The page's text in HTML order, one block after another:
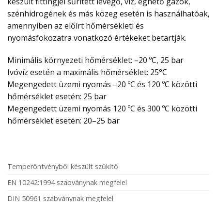
szénhidrogének és más közeg esetén is használhatóak,
amennyiben az előírt hőmérsékleti és
nyomásfokozatra vonatkozó értékeket betartják.
Minimális környezeti hőmérséklet: –20 ºC, 25 bar
Ivóvíz esetén a maximális hőmérséklet: 25°C
Megengedett üzemi nyomás –20 ºC és 120 ºC közötti
hőmérséklet esetén: 25 bar
Megengedett üzemi nyomás 120 ºC és 300 ºC közötti
hőmérséklet esetén: 20–25 bar
Temperöntvényből készült szűkítő
EN 10242:1994 szabványnak megfelel
DIN 50961 szabványnak megfelel